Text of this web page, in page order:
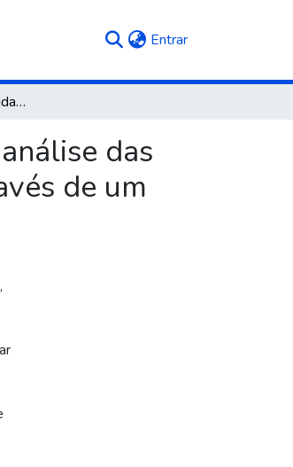
Entrar(current)
Mercantilização e publicidade dos serviços contábeis: uma análise das imposições do código de ética profissional do contador através de um estudo de caso
das
de um